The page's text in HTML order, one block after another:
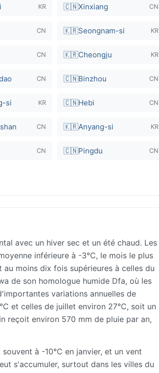
KR 🇨🇳Xinxiang CN
CN 🇰🇷Seongnam-si KR
CN 🇰🇷Cheongju KR
CN 🇨🇳Binzhou CN
si KR 🇨🇳Hebi CN
CN 🇰🇷Anyang-si KR
CN 🇨🇳Pingdu CN
avec un hiver sec et un été chaud. Les
inférieure à -3°C, le mois le plus
moins dix fois supérieures à celles du
de son homologue humide Dfa, où les
variations annuelles de
et celles de juillet environ 27°C, soit un
reçoit environ 570 mm de pluie par an,
à -10°C en janvier, et un vent
s'accumuler, surtout dans les villes du